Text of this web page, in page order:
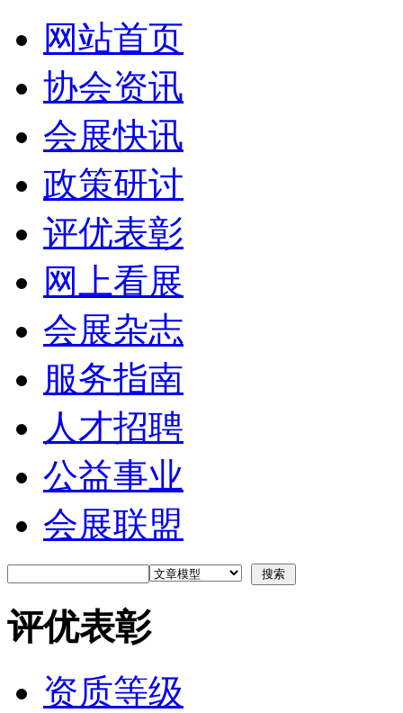
网站首页
协会资讯
会展快讯
政策研讨
评优表彰
网上看展
会展杂志
服务指南
人才招聘
公益事业
会展联盟
评优表彰
资质等级